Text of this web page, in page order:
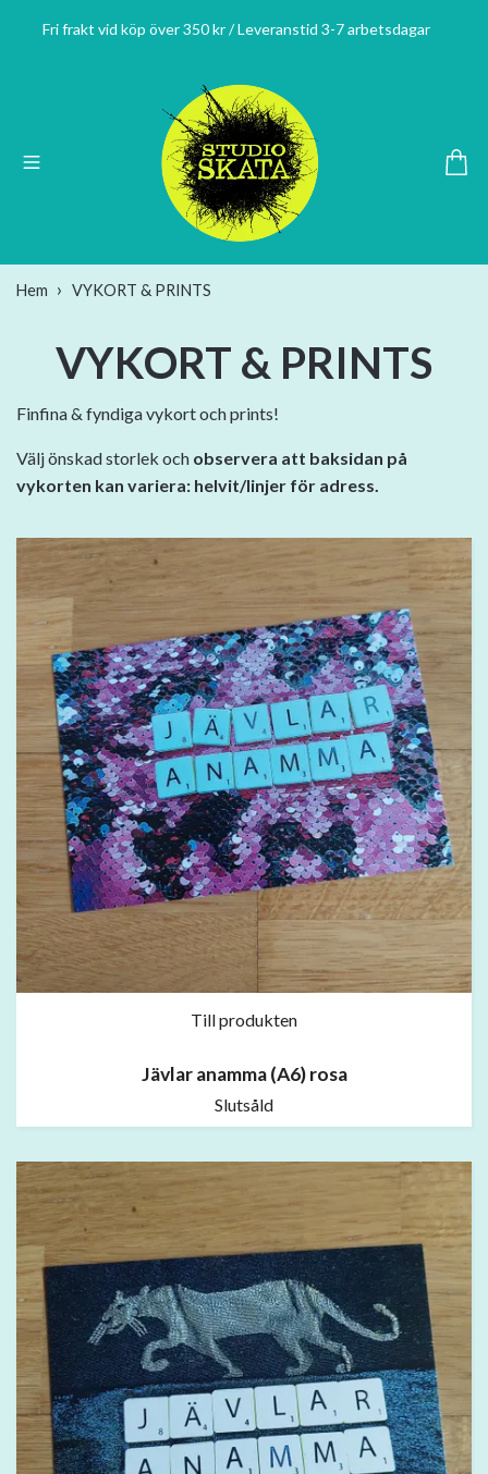
Fri frakt vid köp över 350 kr / Leveranstid 3-7 arbetsdagar
Hem VYKORT & PRINTS
VYKORT & PRINTS
Finfina & fyndiga vykort och prints!
Välj önskad storlek och observera att baksidan på
vykorten kan variera: helvit/linjer för adress.
Till produkten
Jävlar anamma (A6) rosa
Slutsåld